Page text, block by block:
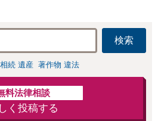
休日対応可】
検索
相続 遺産 著作物 違法
料法律相談
く投稿する